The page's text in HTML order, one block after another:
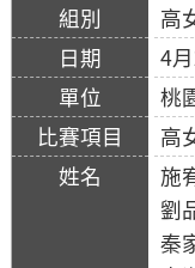
高
4
桃
高
施
劉
秦